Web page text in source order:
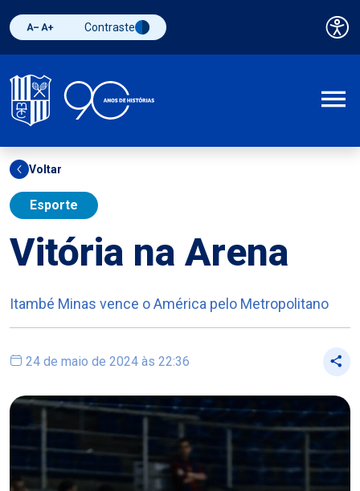
Diminuir fonte
Aumentar fonteAlternar contraste
Contraste
Voltar
Esporte
Vitória na Arena
Itambé Minas vence o América pelo Metropolitano
24 de maio de 2024 às 22:36